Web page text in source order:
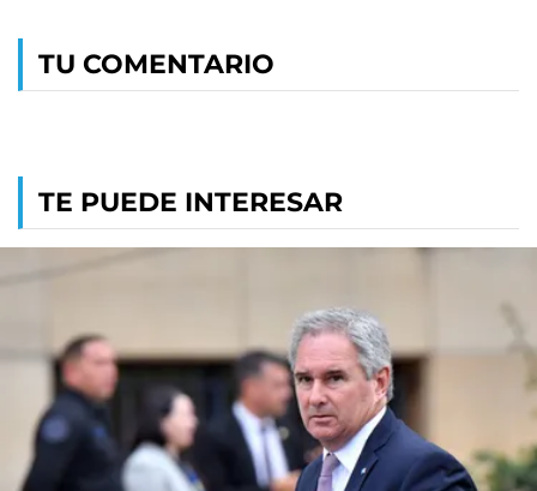
TU COMENTARIO
TE PUEDE INTERESAR